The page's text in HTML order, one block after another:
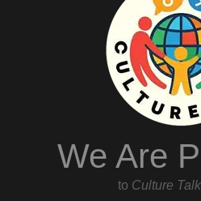
We Are
to Culture Talk